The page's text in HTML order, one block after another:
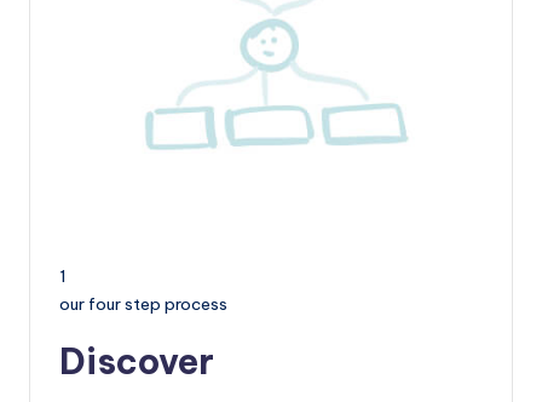
1
our four step process
Discover